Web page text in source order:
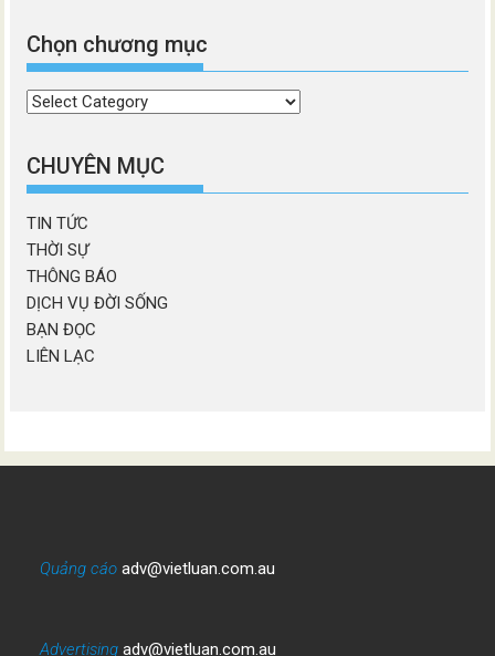
Chọn chương mục
Chọn
mục
CHUYÊN MỤC
TIN TỨC
THỜI SỰ
THÔNG BÁO
DỊCH VỤ ĐỜI SỐNG
BẠN ĐỌC
LIÊN LẠC
Quảng cáo adv@vietluan.com.au
Advertising adv@vietluan.com.au